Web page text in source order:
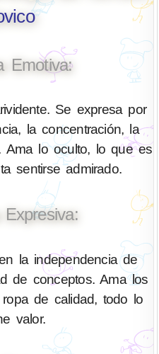
Emotiva:
Se expresa por
la concentración, la
Ama lo oculto, lo que es
sentirse admirado.
la independencia de
de conceptos. Ama los
de calidad, todo lo
valor.